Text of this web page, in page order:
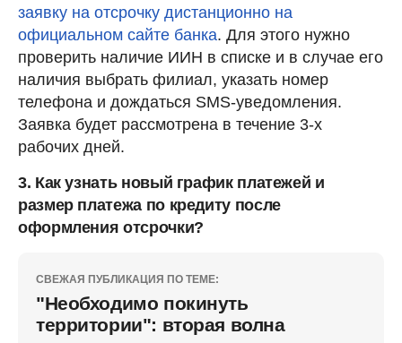
заявку на отсрочку дистанционно на
официальном сайте банка. Для этого нужно
проверить наличие ИИН в списке и в случае его
наличия выбрать филиал, указать номер
телефона и дождаться SMS-уведомления.
Заявка будет рассмотрена в течение 3-х
рабочих дней.
3. Как узнать новый график платежей и
размер платежа по кредиту после
оформления отсрочки?
СВЕЖАЯ ПУБЛИКАЦИЯ ПО ТЕМЕ:
"Необходимо покинуть
территории": вторая волна